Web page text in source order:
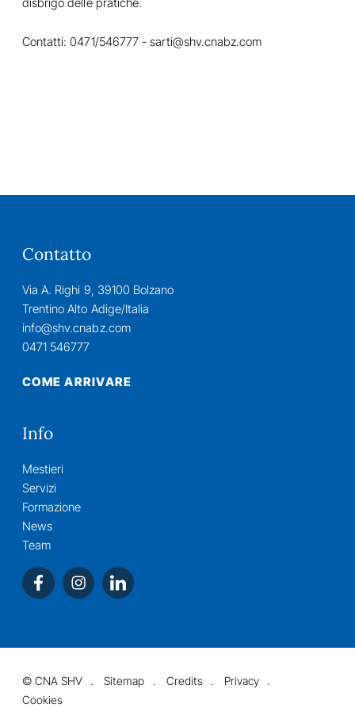
Contatti: 0471/546777 - sarti@shv.cnabz.com
Contatto
Via A. Righi 9, 39100 Bolzano
Trentino Alto Adige/Italia
info@shv.cnabz.com
0471 546777
COME ARRIVARE
Info
Mestieri
Servizi
Formazione
News
Team
©CNA SHV Sitemap Credits
Privacy
Cookies